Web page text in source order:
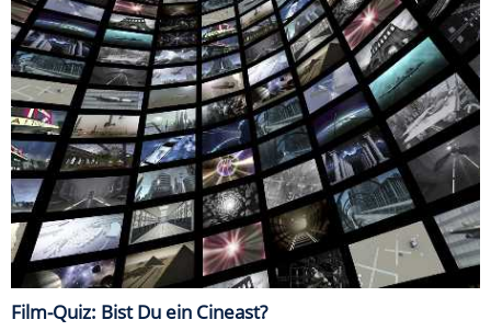
Film-Quiz: Bist Du ein Cineast?